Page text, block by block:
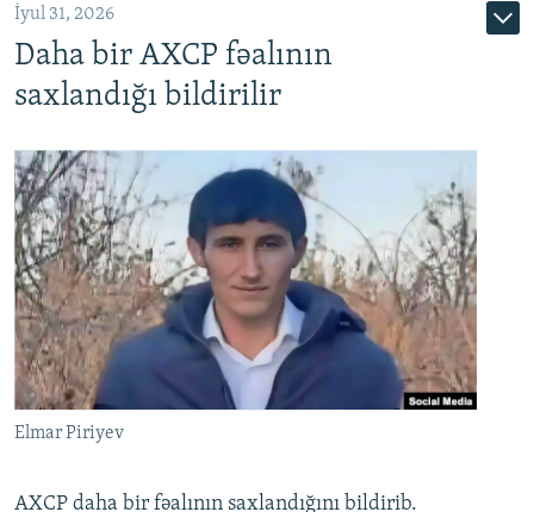
İyul 31, 2026
Daha bir AXCP fəalının
saxlandığı bildirilir
Elmar Piriyev
AXCP daha bir fəalının saxlandığını bildirib.